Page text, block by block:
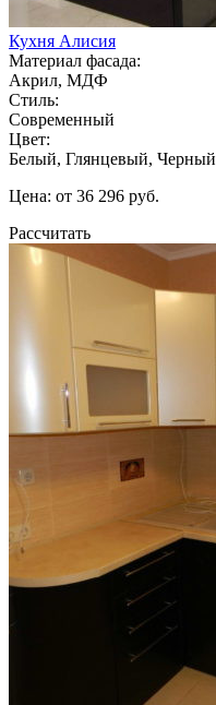
Кухня Алисия
Материал фасада:
Акрил, МДФ
Стиль:
Современный
Цвет:
Белый, Глянцевый, Черный
Цена: от 36 296 руб.
Рассчитать